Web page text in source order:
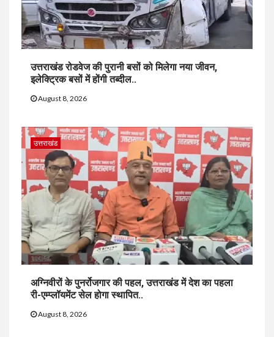
उत्तराखंड रोडवेज की पुरानी बसों को मिलेगा नया जीवन,
इलेक्ट्रिक बसों में होंगी तब्दील..
August 8, 2026
उत्तराखंड
अग्निवीरों के पुनर्रोजगार की पहल, उत्तराखंड में देश का पहला
री-एम्प्लॉयमेंट सेल होगा स्थापित..
August 8, 2026